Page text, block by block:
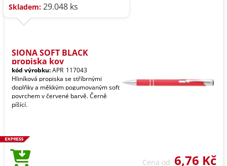
Skladem: 29.048 ks
SIONA SOFT BLACK
propiska kov
kód výrobku:APR_117043
Hliníková propiska se stříbrnými
doplňky a měkkým pogumovaným soft
povrchem v červené barvě. Černě
píšící.
Cena od 6,76 Kč